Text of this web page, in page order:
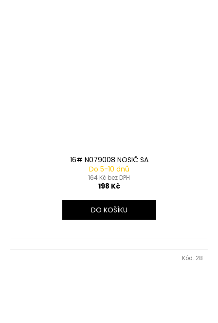
16# N079008 NOSIČ SA
Do 5-10 dnů
164 Kč bez DPH
198 Kč
DO KOŠÍKU
Kód: 28